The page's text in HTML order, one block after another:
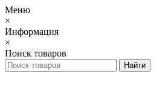
Меню
×
Информация
×
Поиск товаров